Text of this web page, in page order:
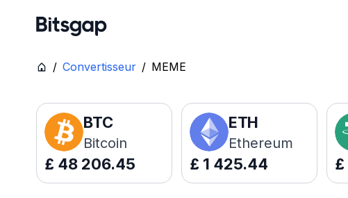
/ Convertisseur / MEME
BTC
Bitcoin
£ 48 206.45
ETH
Ethereum
£ 1 425.44 £